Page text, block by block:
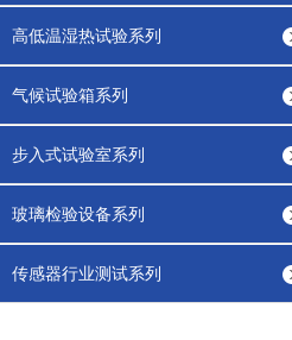
高低温湿热试验系列
气候试验箱系列
步入式试验室系列
玻璃检验设备系列
传感器行业测试系列